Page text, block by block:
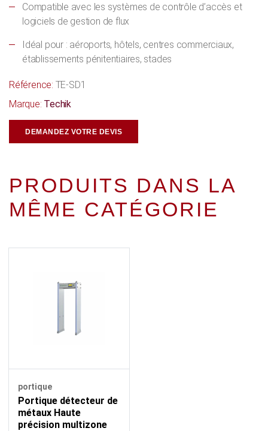
Compatible avec les systèmes de contrôle d’accès et
logiciels de gestion de flux
Idéal pour : aéroports, hôtels, centres commerciaux,
établissements pénitentiaires, stades
Référence: TE-SD1
Marque: Techik
DEMANDEZ VOTRE DEVIS
PRODUITS DANS LA
MÊME CATÉGORIE
portique
Portique détecteur de
métaux Haute
précision multizone